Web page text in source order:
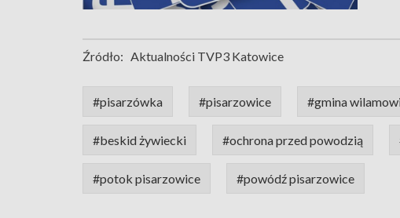
Źródło: Aktualności TVP3 Katowice
#pisarzówka #pisarzowice #gmina
#beskid żywiecki #ochrona przed powodzią
#potok pisarzowice #powódź pisarzowice